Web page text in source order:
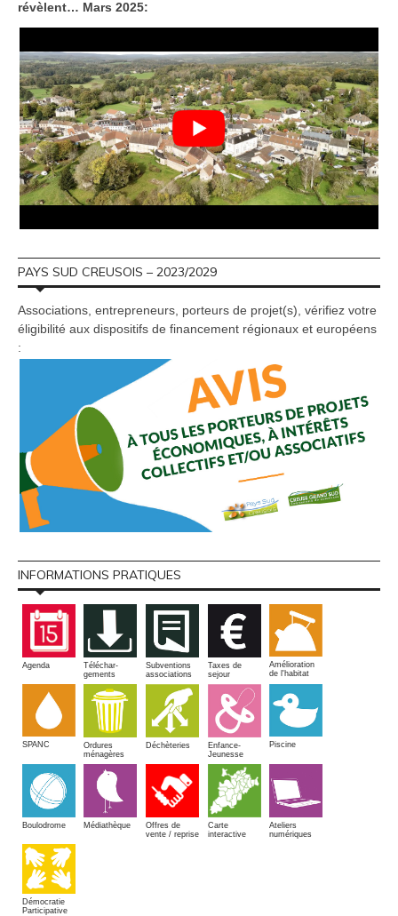
révèlent… Mars 2025:
PAYS SUD CREUSOIS – 2023/2029
Associations, entrepreneurs, porteurs de projet(s), vérifiez votre
éligibilité aux dispositifs de financement régionaux et européens
:
INFORMATIONS PRATIQUES
Agenda
Téléchar-
gements
Subventions
associations
Taxes de
sejour
Amélioration
de l'habitat
SPANC
Ordures
ménagères
Déchèteries
Enfance-
Jeunesse
Piscine
Boulodrome Médiathèque
Offres de
vente / reprise
Carte
interactive
Ateliers
numériques
Démocratie
Participative